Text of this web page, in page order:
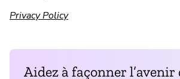
Privacy Policy
Aidez à façonner l’avenir